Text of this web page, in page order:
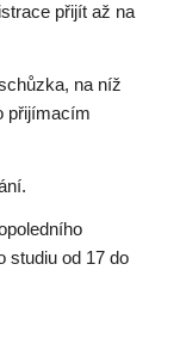
přijít až na
na níž
přijímacím
studiu od 17 do